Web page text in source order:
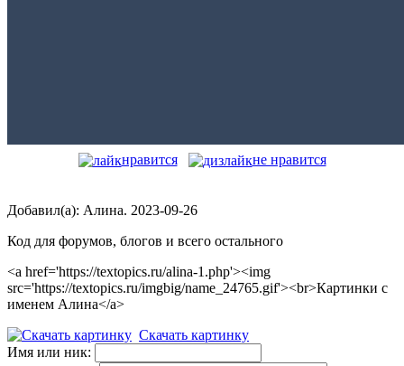
нравится не нравится
Добавил(а): Алина. 2023-09-26
Код для форумов, блогов и всего остального
<a href='https://textopics.ru/alina-1.php'><img
src='https://textopics.ru/imgbig/name_24765.gif'><br>Картинки с
именем Алина</a>
Скачать картинку
Имя или ник: